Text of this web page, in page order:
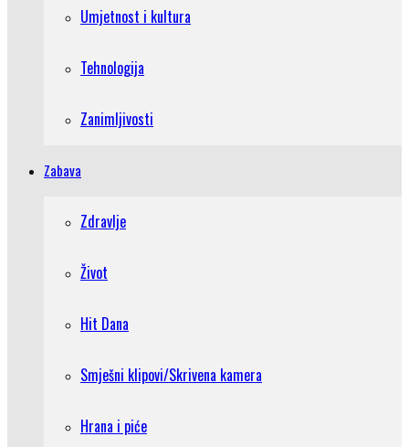
Umjetnost i kultura
Tehnologija
Zanimljivosti
Zabava
Zdravlje
Život
Hit Dana
Smješni klipovi/Skrivena kamera
Hrana i piće